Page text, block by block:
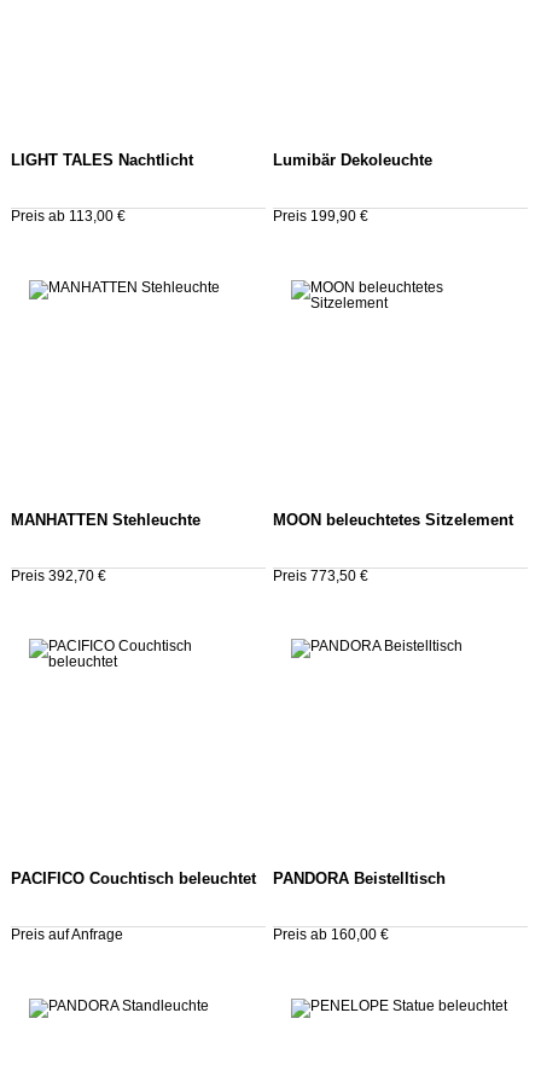
LIGHT TALES Nachtlicht
Preis ab 113,00 €
Lumibär Dekoleuchte
Preis 199,90 €
MANHATTEN Stehleuchte
Preis 392,70 €
MOON beleuchtetes Sitzelement
Preis 773,50 €
PACIFICO Couchtisch beleuchtet
Preis auf Anfrage
PANDORA Beistelltisch
Preis ab 160,00 €